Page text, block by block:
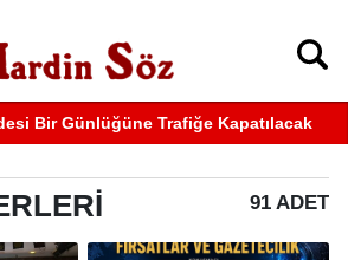
kavga can aldı
91 ADET